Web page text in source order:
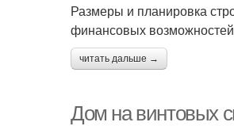
Размеры и планировка
финансовых
читать дальше →
Дом на винтовых